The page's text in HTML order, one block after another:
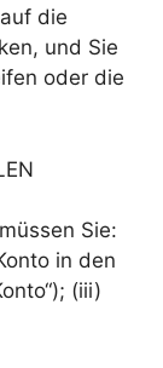
die
und Sie
oder die
Sie:
in den
(iii)